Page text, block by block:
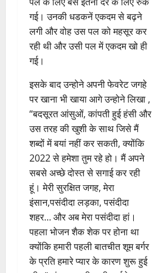
गई। उनकी धडकनें एकदम से बढ़ने
लगी और वोह उस पल को महसूर कर
रही थी और उसी पल में एकदम खो ही
गई।
इसके बाद उन्होने अपनी फेवरेट जगहे
पर खाना भी खाया आगे उन्होने लिखा ,
“बदसूरत आंसुओं, कांपती हुई हंसी और
उस तरह की खुशी के साथ जिसे मैं
शब्दों में बयां नहीं कर सकती, क्योंकि
2022 से हमेशा तुम रहे हो। मैं अपने
सबसे अच्छे दोस्त से सगाई कर रही
हूं। मेरी सुरक्षित जगह, मेरा
इंसान,पसंदीदा लड़का, पसंदीदा
शहर… और अब मेरा पसंदीदा हां।
पहला भोजन शैक शेक पर होना था
क्योंकि हमारी पहली बातचीत शूम बर्गर
के प्रति हमारे प्यार के कारण शुरू हुई